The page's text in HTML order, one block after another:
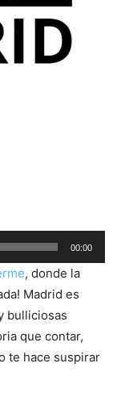
00:00
, donde la
Madrid es
bulliciosas
que contar,
te hace suspirar